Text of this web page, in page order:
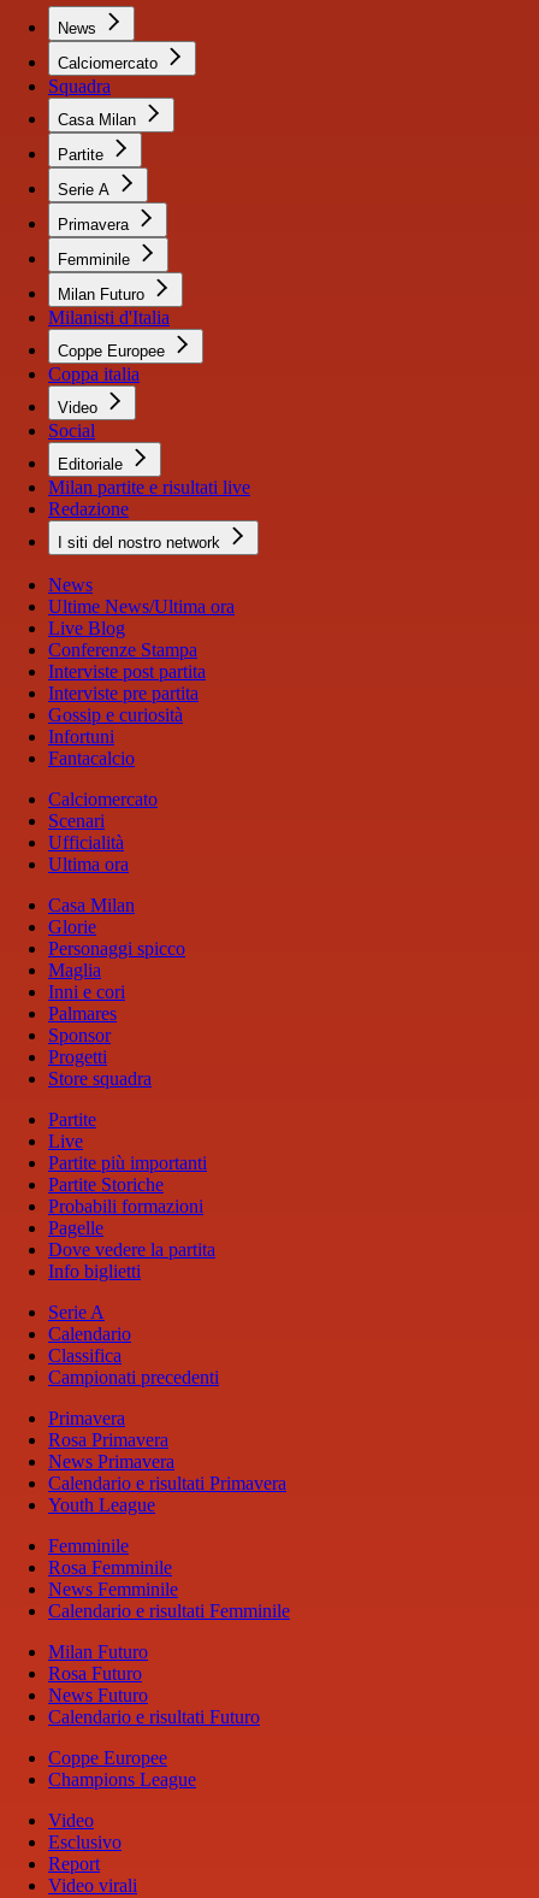
News
Calciomercato
Squadra
Casa Milan
Partite
Serie A
Primavera
Femminile
Milan Futuro
Milanisti d'Italia
Coppe Europee
Coppa italia
Video
Social
Editoriale
Milan partite e risultati live
Redazione
I siti del nostro network
News
Ultime News/Ultima ora
Live Blog
Conferenze Stampa
Interviste post partita
Interviste pre partita
Gossip e curiosità
Infortuni
Fantacalcio
Calciomercato
Scenari
Ufficialità
Ultima ora
Casa Milan
Glorie
Personaggi spicco
Maglia
Inni e cori
Palmares
Sponsor
Progetti
Store squadra
Partite
Live
Partite più importanti
Partite Storiche
Probabili formazioni
Pagelle
Dove vedere la partita
Info biglietti
Serie A
Calendario
Classifica
Campionati precedenti
Primavera
Rosa Primavera
News Primavera
Calendario e risultati Primavera
Youth League
Femminile
Rosa Femminile
News Femminile
Calendario e risultati Femminile
Milan Futuro
Rosa Futuro
News Futuro
Calendario e risultati Futuro
Coppe Europee
Champions League
Video
Esclusivo
Report
Video virali